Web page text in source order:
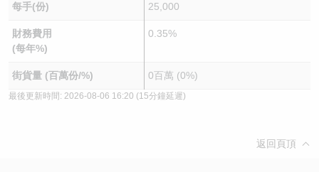
每手(份) 25,000
財務費用
(每年%)
0.35%
街貨量 (百萬份/%) 0百萬 (0%)
最後更新時間: 2026-08-06 16:20 (15分鐘延遲)
返回頁頂